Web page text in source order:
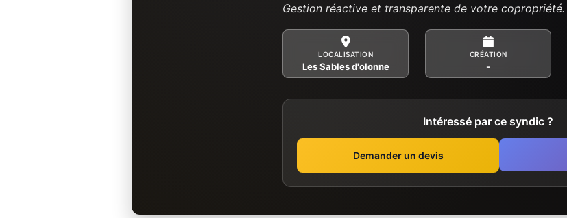
Gestion réactive et transparente de votre copropriété.
LOCALISATION
Les Sables d'olonne
CRÉATION
-
Intéressé par ce syndic ?
Demander un devis